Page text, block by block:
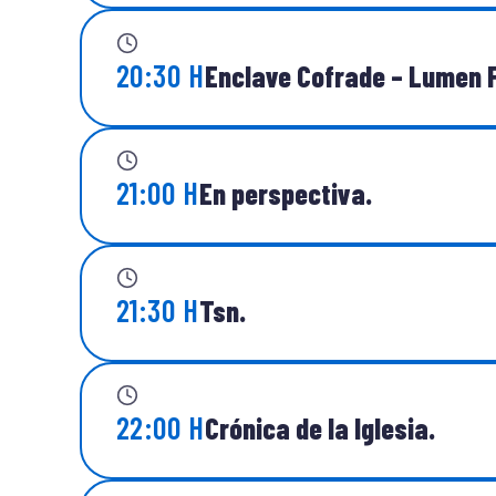
20:30 HEnclave Cofrade – Lumen
21:00 HEn perspectiva.
21:30 HTsn.
22:00 HCrónica de la Iglesia.